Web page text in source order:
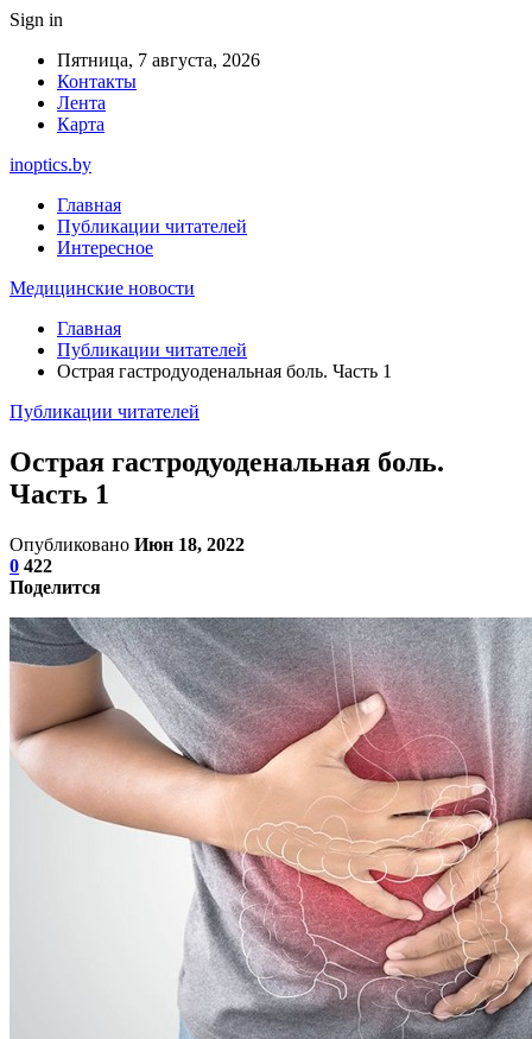
Sign in
Пятница, 7 августа, 2026
Контакты
Лента
Карта
inoptics.by
Главная
Публикации читателей
Интересное
Медицинские новости
Главная
Публикации читателей
Острая гастродуоденальная боль. Часть 1
Публикации читателей
Острая гастродуоденальная боль.
Часть 1
Опубликовано Июн 18, 2022
0 422
Поделится